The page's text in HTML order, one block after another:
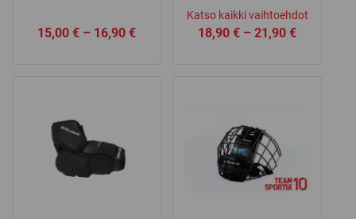
15,00€ – 16,90€Price
Katso kaikki vaihtoehdot
18,90€ – 21,90€Price